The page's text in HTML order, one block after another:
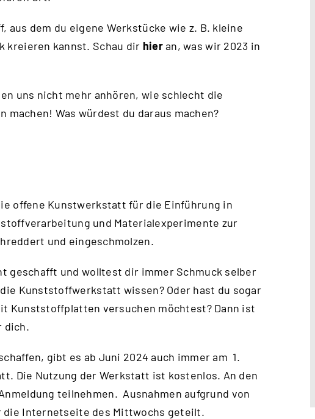
aus dem du eigene Werkstücke wie z. B. kleine
kreieren kannst. Schau dir hieran, was wir 2023 in
uns nicht mehr anhören, wie schlecht die
machen! Was würdest du daraus machen?
offene Kunstwerkstatt für die Einführung in
und Materialexperimente zur
und eingeschmolzen.
geschafft und wolltest dir immer Schmuck selber
Kunststoffwerkstatt wissen? Oder hast du sogar
Kunststoffplatten versuchen möchtest? Dann ist
dich.
gibt es ab Juni 2024 auch immer am 1.
Die Nutzung der Werkstatt ist kostenlos. An den
teilnehmen. Ausnahmen aufgrund von
die Internetseite des Mittwochs geteilt.